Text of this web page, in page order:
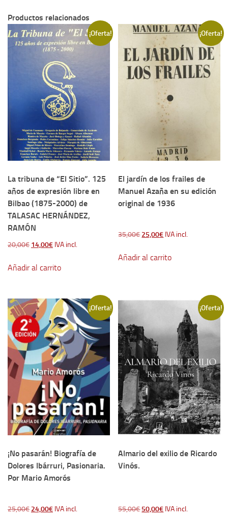
Productos relacionados
¡Oferta!
La tribuna de “El Sitio”. 125
años de expresión libre en
Bilbao (1875-2000) de
TALASAC HERNÁNDEZ,
RAMÓN
20,00€ El
original
14,00€El
actual
IVA incl.
Añadir al carrito
¡Oferta!
El jardín de los frailes de
Manuel Azaña en su edición
original de 1936
35,00€ El
original
25,00€El
actual
IVA incl.
Añadir al carrito
¡Oferta!
¡No pasarán! Biografía de
Dolores Ibárruri, Pasionaria.
Por Mario Amorós
25,00€ El
24,00€ElIVA incl.
¡Oferta!
Almario del exilio de Ricardo
Vinós.
55,00€ El
50,00€ElIVA incl.